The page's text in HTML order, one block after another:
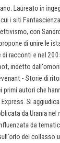
Laureato in
i siti
con
di unire le
racconti e nel
indetto
- Storie di
primi autori che
Si
da Urania
da
del collasso